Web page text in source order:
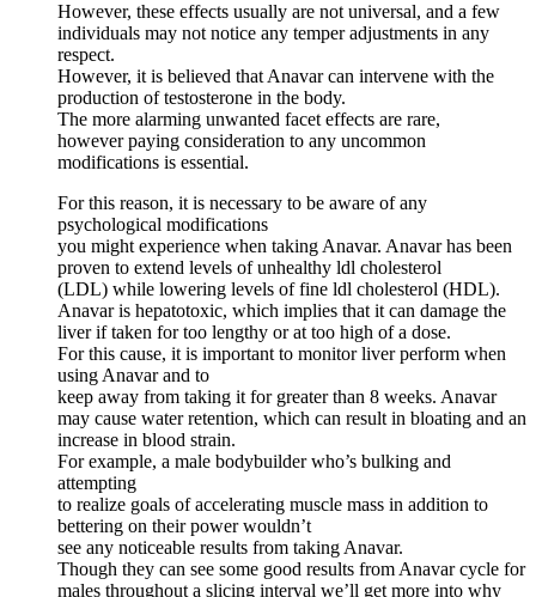
However, these effects usually are not universal, and a few
individuals may not notice any temper adjustments in any
respect.
However, it is believed that Anavar can intervene with the
production of testosterone in the body.
The more alarming unwanted facet effects are rare,
however paying consideration to any uncommon
modifications is essential.
For this reason, it is necessary to be aware of any
psychological modifications
you might experience when taking Anavar. Anavar has been
proven to extend levels of unhealthy ldl cholesterol
(LDL) while lowering levels of fine ldl cholesterol (HDL).
Anavar is hepatotoxic, which implies that it can damage the
liver if taken for too lengthy or at too high of a dose.
For this cause, it is important to monitor liver perform when
using Anavar and to
keep away from taking it for greater than 8 weeks. Anavar
may cause water retention, which can result in bloating and an
increase in blood strain.
For example, a male bodybuilder who’s bulking and
attempting
to realize goals of accelerating muscle mass in addition to
bettering on their power wouldn’t
see any noticeable results from taking Anavar.
Though they can see some good results from Anavar cycle for
males throughout a slicing interval we’ll get more into why